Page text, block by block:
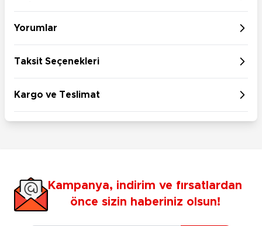
Yorumlar
Taksit Seçenekleri
Kargo ve Teslimat
Kampanya, indirim ve fırsatlardan
önce sizin haberiniz olsun!